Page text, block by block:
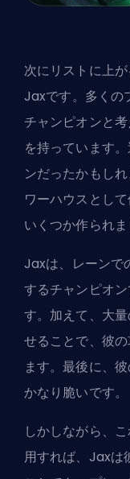
次にリストに上
Jaxです。多くの
チャンピオンと
を持っています
ンだったかもし
ワーハウスとし
いくつか作られま
Jaxは、レーンで
するチャンピオ
す。加えて、大
せることで、彼
ます。最後に、
かなり脆いです。
しかしながら、
用すれば、Jaxは